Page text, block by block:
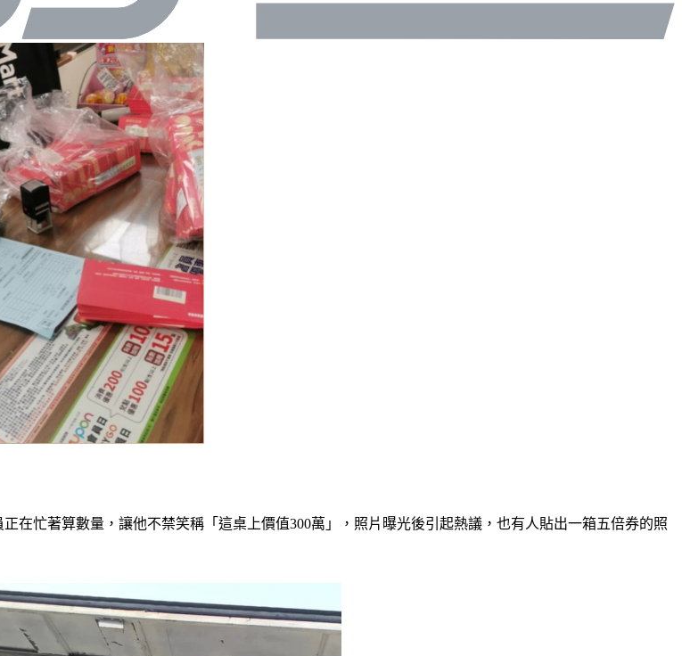
在忙著算數量，讓他不禁笑稱「這桌上價值300萬」，照片曝光後引起熱議，也有人貼出一箱五倍券的照